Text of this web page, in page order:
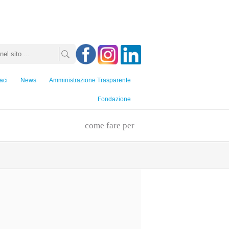
News Amministrazione Trasparente
Fondazione
come fare per